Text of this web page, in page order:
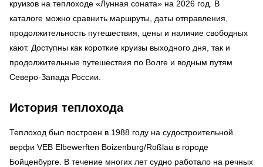
круизов на теплоходе «Лунная соната» на 2026 год. В
каталоге можно сравнить маршруты, даты отправления,
продолжительность путешествия, цены и наличие свободных
кают. Доступны как короткие круизы выходного дня, так и
продолжительные путешествия по Волге и водным путям
Северо-Запада России.
История теплохода
Теплоход был построен в 1988 году на судостроительной
верфи VEB Elbewerften Boizenburg/Roßlau в городе
Бойценбурге. В течение многих лет судно работало на речных